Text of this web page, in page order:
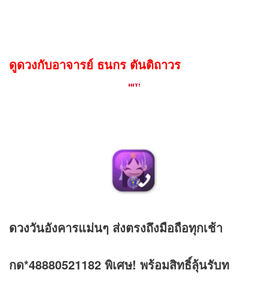
ดูดวงกับอาจารย์ ธนกร ตันติถาวร
ดวงวันอังคารแม่นๆ ส่งตรงถึงมือถือทุกเช้า
กด*48880521182 พิเศษ! พร้อมสิทธิ์ลุ้นรับท